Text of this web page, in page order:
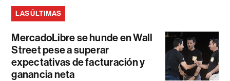
LAS ÚLTIMAS
MercadoLibre se hunde en Wall
Street pese a superar
expectativas de facturación y
ganancia neta